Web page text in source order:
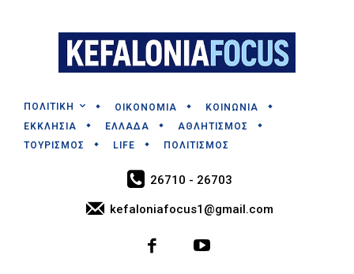
ΠΟΛΙΤΙΚΗ ΟΙΚΟΝΟΜΙΑ
ΚΟΙΝΩΝΙΑ
ΕΚΚΛΗΣΙΑ
ΕΛΛΑΔΑ
ΑΘΛΗΤΙΣΜΟΣ
ΤΟΥΡΙΣΜΟΣ
LIFE ΠΟΛΙΤΙΣΜΟΣ
26710 - 26703
kefaloniafocus1@gmail.com